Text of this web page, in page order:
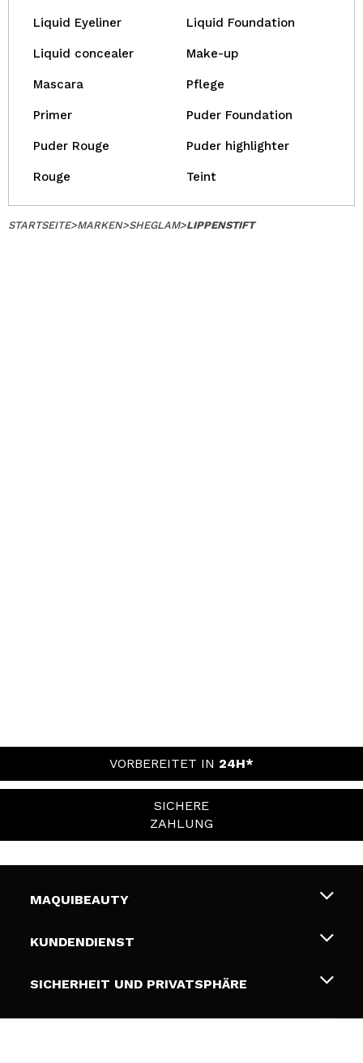
Liquid Eyeliner Liquid Foundation
Liquid concealer Make-up
Mascara Pflege
Primer Puder Foundation
Puder Rouge Puder highlighter
Rouge Teint
STARTSEITE>MARKEN>SHEGLAM>LIPPENSTIFT
VORBEREITET IN 24H*
SICHERE
ZAHLUNG
MAQUIBEAUTY
Über uns
Geschenkkarten
KUNDENDIENST
Liefer- und Versandkosten
SICHERHEIT UND PRIVATSPHÄRE
Bedingungen und Datenschutz